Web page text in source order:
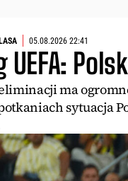
05.08.2026 22:41
UEFA:
ma
sytuacja